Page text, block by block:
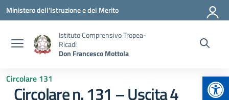
Vai ai contenuti
Vai al menu di navigazione
Vai al footer
Ministero dell'Istruzione e del Merito
Istituto Comprensivo Tropea-
Ricadi
Don Francesco Mottola
Circolare 131
Circolare n. 131 – Uscita 4